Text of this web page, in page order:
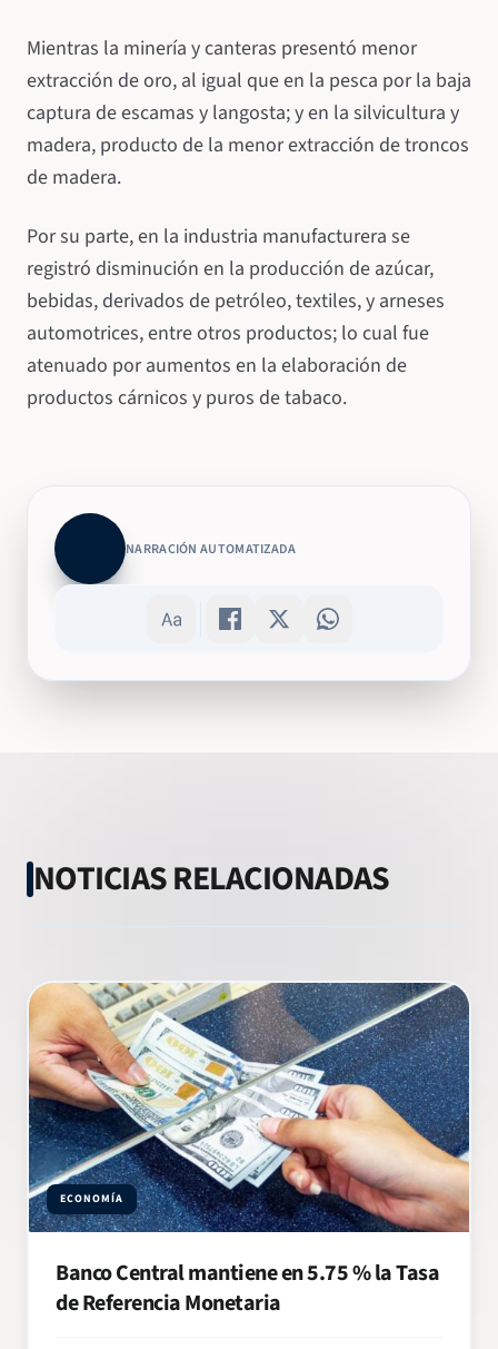
Mientras la minería y canteras presentó menor
extracción de oro, al igual que en la pesca por la baja
captura de escamas y langosta; y en la silvicultura y
madera, producto de la menor extracción de troncos
de madera.
Por su parte, en la industria manufacturera se
registró disminución en la producción de azúcar,
bebidas, derivados de petróleo, textiles, y arneses
automotrices, entre otros productos; lo cual fue
atenuado por aumentos en la elaboración de
productos cárnicos y puros de tabaco.
NARRACIÓN AUTOMATIZADA
NOTICIAS RELACIONADAS
ECONOMÍA
Banco Central mantiene en 5.75 % la Tasa
de Referencia Monetaria